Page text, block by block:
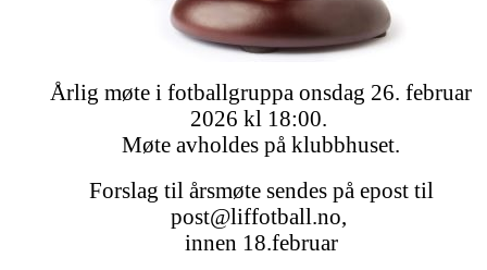
Årlig møte i fotballgruppa onsdag 26. februar
2026 kl 18:00.
Møte avholdes på klubbhuset.
Forslag til årsmøte sendes på epost til
post@liffotball.no,
innen 18.februar